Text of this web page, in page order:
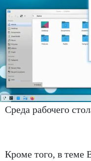
Среда рабочего
Кроме того, в теме